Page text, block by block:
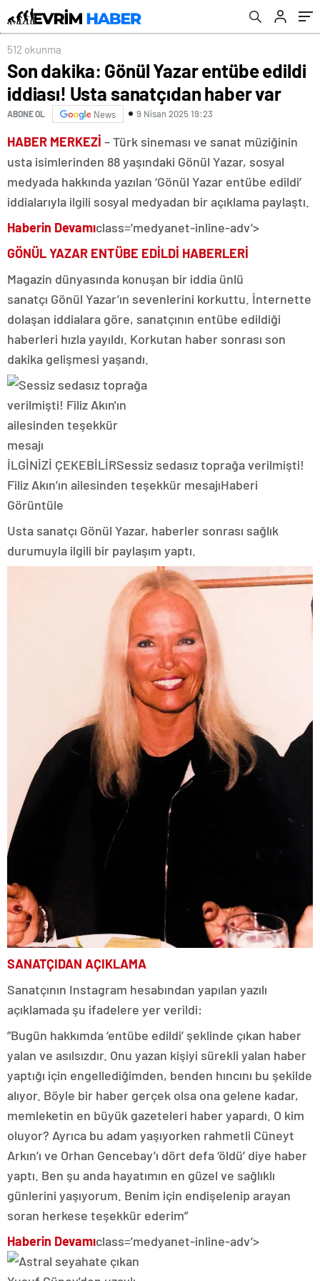
512 okunma
Son dakika: Gönül Yazar entübe edildi
iddiası! Usta sanatçıdan haber var
ABONE OL News 9 Nisan 2025 19:23
HABER MERKEZİ – Türk sineması ve sanat müziğinin
usta isimlerinden 88 yaşındaki Gönül Yazar, sosyal
medyada hakkında yazılan ‘Gönül Yazar entübe edildi’
iddialarıyla ilgili sosyal medyadan bir açıklama paylaştı.
Haberin Devamıclass=’medyanet-inline-adv’>
GÖNÜL YAZAR ENTÜBE EDİLDİ HABERLERİ
Magazin dünyasında konuşan bir iddia ünlü
sanatçı Gönül Yazar’ın sevenlerini korkuttu. İnternette
dolaşan iddialara göre, sanatçının entübe edildiği
haberleri hızla yayıldı. Korkutan haber sonrası son
dakika gelişmesi yaşandı.
İLGİNİZİ ÇEKEBİLİRSessiz sedasız toprağa verilmişti!
Filiz Akın’ın ailesinden teşekkür mesajıHaberi
Görüntüle
Usta sanatçı Gönül Yazar, haberler sonrası sağlık
durumuyla ilgili bir paylaşım yaptı.
SANATÇIDAN AÇIKLAMA
Sanatçının Instagram hesabından yapılan yazılı
açıklamada şu ifadelere yer verildi:
”Bugün hakkımda ‘entübe edildi’ şeklinde çıkan haber
yalan ve asılsızdır. Onu yazan kişiyi sürekli yalan haber
yaptığı için engellediğimden, benden hıncını bu şekilde
alıyor. Böyle bir haber gerçek olsa ona gelene kadar,
memleketin en büyük gazeteleri haber yapardı. O kim
oluyor? Ayrıca bu adam yaşıyorken rahmetli Cüneyt
Arkın’ı ve Orhan Gencebay’ı dört defa ‘öldü’ diye haber
yaptı. Ben şu anda hayatımın en güzel ve sağlıklı
günlerini yaşıyorum. Benim için endişelenip arayan
soran herkese teşekkür ederim”
Haberin Devamıclass=’medyanet-inline-adv’>